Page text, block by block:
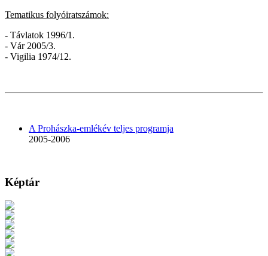
Tematikus folyóiratszámok:
- Távlatok 1996/1.
- Vár 2005/3.
- Vigilia 1974/12.
A Prohászka-emlékév teljes programja
2005-2006
Képtár